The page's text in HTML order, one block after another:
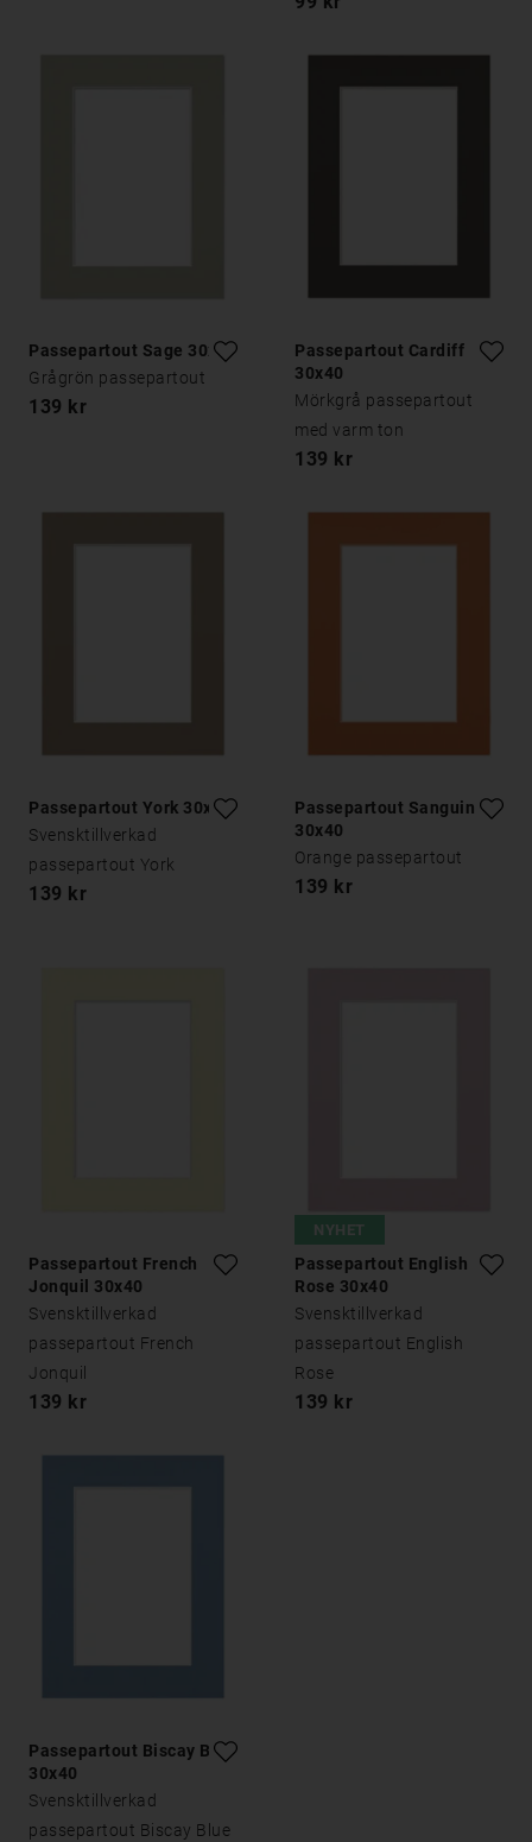
Passepartout Sage 30x40
Grågrön passepartout
139 kr
Passepartout Cardiff
30x40
Mörkgrå passepartout
med varm ton
139 kr
Passepartout York 30x40
Svensktillverkad
passepartout York
139 kr
Passepartout Sanguine
30x40
Orange passepartout
139 kr
Passepartout French
Jonquil 30x40
Svensktillverkad
passepartout French
Jonquil
139 kr
NYHET
Passepartout English
Rose 30x40
Svensktillverkad
passepartout English
Rose
139 kr
Passepartout Biscay Blue
30x40
Svensktillverkad
passepartout Biscay Blue